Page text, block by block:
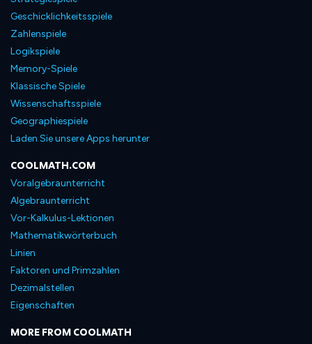
Geschicklichkeitsspiele
Zahlenspiele
Logikspiele
Memory-Spiele
Klassische Spiele
Wissenschaftsspiele
Geographiespiele
Laden Sie unsere Apps herunter
COOLMATH.COM
Voralgebraunterricht
Algebraunterricht
Vor-Kalkulus-Lektionen
Mathematikwörterbuch
Linien
Faktoren und Primzahlen
Dezimalstellen
Eigenschaften
MORE FROM COOLMATH